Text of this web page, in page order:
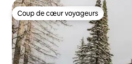
Coup de cœur voyageurs
Coup de cœur voyageurs